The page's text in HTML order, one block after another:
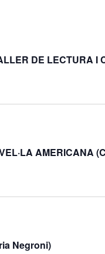
DE LECTURA
AMERICANA
Negroni)